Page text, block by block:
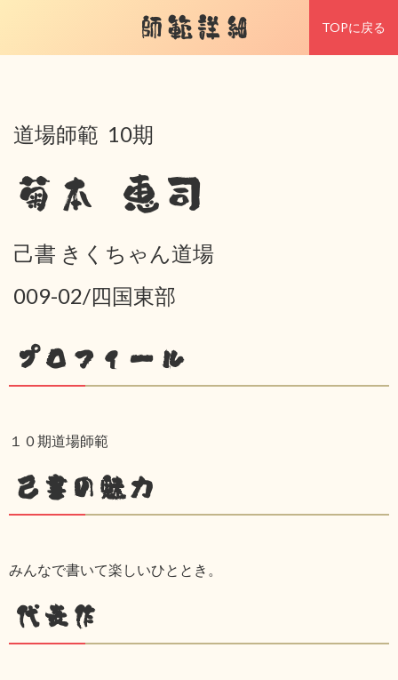
師範詳細 TOPに戻る
道場師範 10期
菊本 恵司
己書 きくちゃん道場
009-02/四国東部
プロフィール
１０期道場師範
己書の魅力
みんなで書いて楽しいひととき。
代表作